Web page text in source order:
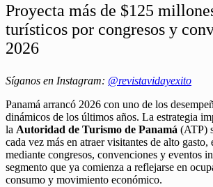
Proyecta más de $125
turísticos por congresos y
2026
Síganos en Instagram: @revistavidayexito
Panamá arrancó 2026 con uno de los
dinámicos de los últimos años. La estrategia
la Autoridad de Turismo de Panamá (ATP)
cada vez más en atraer visitantes de alto gasto,
mediante congresos, convenciones y eventos
segmento que ya comienza a reflejarse en
consumo y movimiento económico.